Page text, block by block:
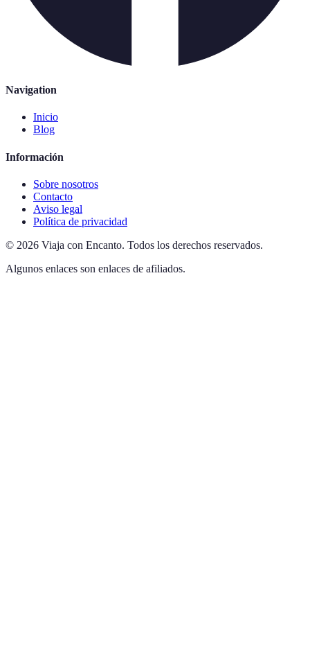
Navigation
Inicio
Blog
Información
Sobre nosotros
Contacto
Aviso legal
Política de privacidad
© 2026 Viaja con Encanto. Todos los derechos reservados.
Algunos enlaces son enlaces de afiliados.